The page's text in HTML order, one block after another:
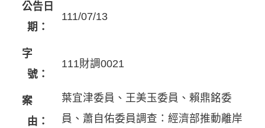
公告日
期：
111/07/13
字
號：
111財調0021
案
由：
葉宜津委員、王美玉委員、賴鼎銘委
員、蕭自佑委員調查：經濟部推動離岸